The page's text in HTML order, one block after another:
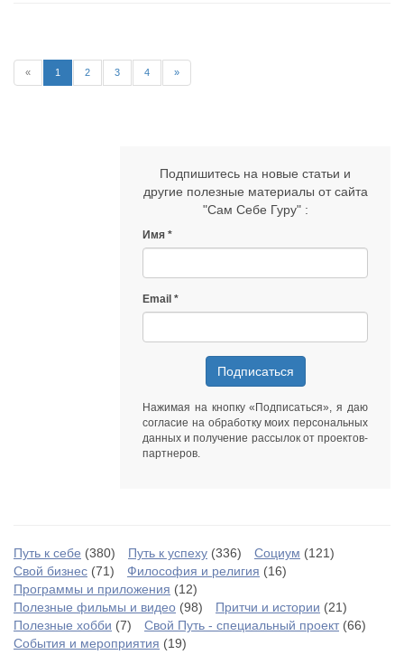
« 1 2 3 4 »
Подпишитесь на новые статьи и
другие полезные материалы от сайта
"Сам Себе Гуру" :
Имя
Email
Подписаться
Нажимая на кнопку «Подписаться», я даю
согласие на обработку моих персональных
данных и получение рассылок от проектов-
партнеров.
Путь к себе (380) Путь к успеху (336) Социум (121)
Свой бизнес (71) Философия и религия (16)
Программы и приложения (12)
Полезные фильмы и видео (98) Притчи и истории (21)
Полезные хобби (7) Свой Путь - специальный проект(66)
События и мероприятия (19)